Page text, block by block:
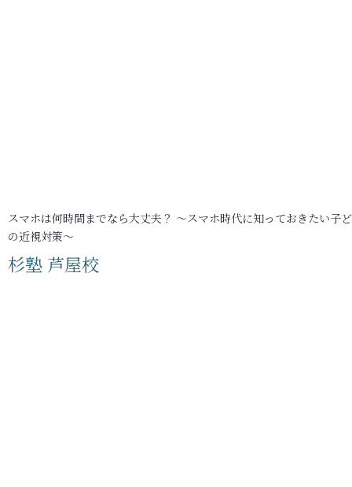
スマホは何時間までなら大丈夫？ ～スマホ時代に知っておきたい子
の近視対策～
杉塾 芦屋校